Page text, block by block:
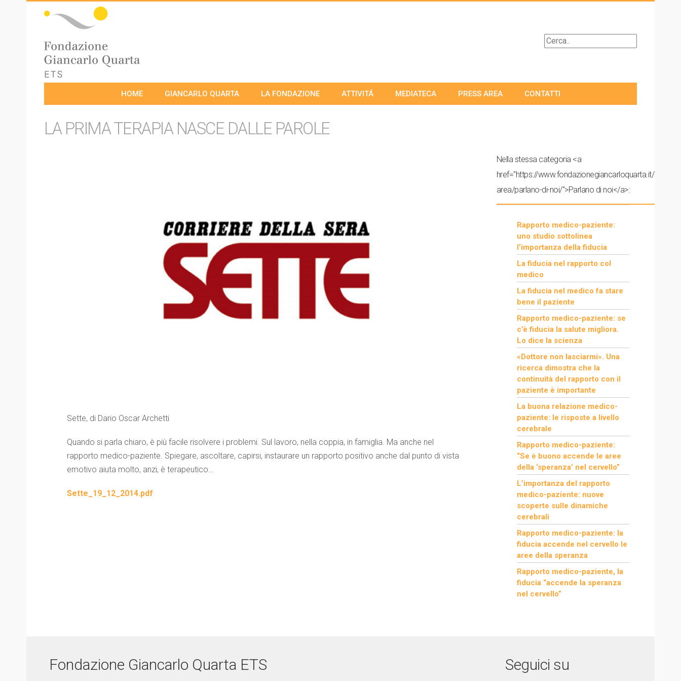
HOME GIANCARLO QUARTA LA FONDAZIONE ATTIVITÁ MEDIATECA PRESS AREA CONTATTI
LA PRIMA TERAPIA NASCE DALLE PAROLE
Sette, di Dario Oscar Archetti
Quando si parla chiaro, è più facile risolvere i problemi. Sul lavoro, nella coppia, in famiglia. Ma anche nel
rapporto medico-paziente. Spiegare, ascoltare, capirsi, instaurare un rapporto positivo anche dal punto di vista
emotivo aiuta molto, anzi, è terapeutico…
Sette_19_12_2014.pdf
Nella stessa categoria <a
href="https://www.fondazionegiancarloquarta.it/press-
area/parlano-di-noi/">Parlano di noi</a>:
Rapporto medico-paziente:
uno studio sottolinea
l’importanza della fiducia
La fiducia nel rapporto col
medico
La fiducia nel medico fa stare
bene il paziente
Rapporto medico-paziente: se
c’è fiducia la salute migliora.
Lo dice la scienza
«Dottore non lasciarmi». Una
ricerca dimostra che la
continuità del rapporto con il
paziente è importante
La buona relazione medico-
paziente: le risposte a livello
cerebrale
Rapporto medico-paziente:
“Se è buono accende le aree
della ‘speranza’ nel cervello”
L’importanza del rapporto
medico-paziente: nuove
scoperte sulle dinamiche
cerebrali
Rapporto medico-paziente: la
fiducia accende nel cervello le
aree della speranza
Rapporto medico-paziente, la
fiducia “accende la speranza
nel cervello”
Fondazione Giancarlo Quarta ETS Seguici su